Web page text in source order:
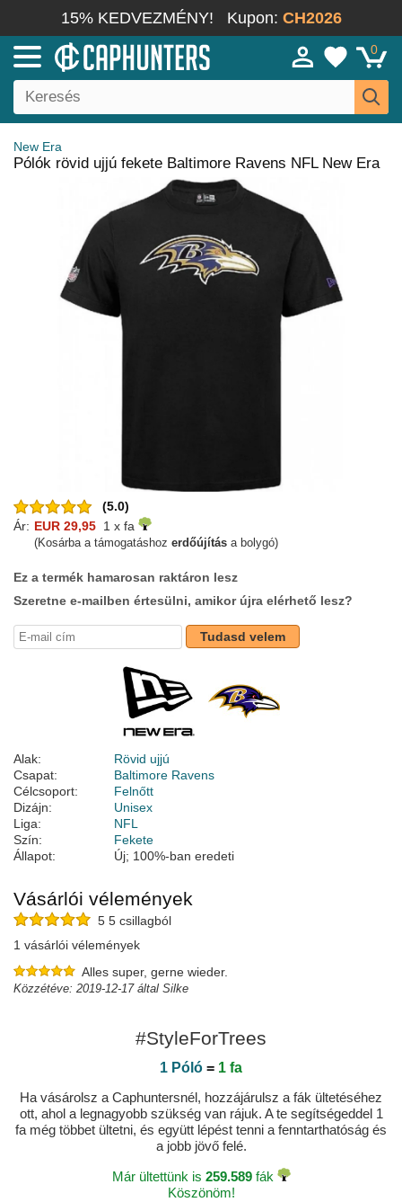
15% KEDVEZMÉNY! Kupon: CH2026
0
New Era
Pólók rövid ujjú fekete Baltimore Ravens NFL New Era
(5.0)
Ár: EUR 29,95 1 x fa
(Kosárba a támogatáshoz erdőújítás a bolygó)
Ez a termék hamarosan raktáron lesz
Szeretne e-mailben értesülni, amikor újra elérhető lesz?
Tudasd velem
Alak:
Rövid ujjú
Csapat:
Baltimore Ravens
Célcsoport:
Felnőtt
Dizájn:
Unisex
Liga:
NFL
Szín:
Fekete
Állapot:
Új; 100%-ban eredeti
Vásárlói vélemények
5 5 csillagból
1 vásárlói vélemények
Alles super, gerne wieder.
Közzétéve: 2019-12-17 által Silke
#StyleForTrees
1 Póló = 1 fa
Ha vásárolsz a Caphuntersnél, hozzájárulsz a fák ültetéséhez
ott, ahol a legnagyobb szükség van rájuk. A te segítségeddel 1
fa még többet ültetni, és együtt lépést tenni a fenntarthatóság és
a jobb jövő felé.
Már ültettünk is 259.589fák
Köszönöm!